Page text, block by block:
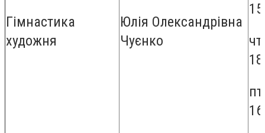
Гімнастика
художня
Юлія Олександрівна
Чуєнко